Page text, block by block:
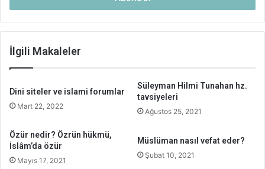
İlgili Makaleler
Dini siteler ve islami forumlar
Mart 22, 2022
Süleyman Hilmi Tunahan hz.
tavsiyeleri
Ağustos 25, 2021
Özür nedir? Özrün hükmü,
İslâm’da özür
Mayıs 17, 2021
Müslüman nasıl vefat eder?
Şubat 10, 2021